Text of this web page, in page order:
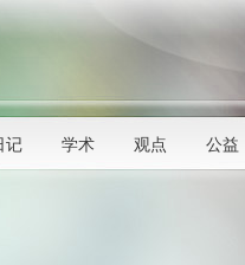
记 学术 观点 公益